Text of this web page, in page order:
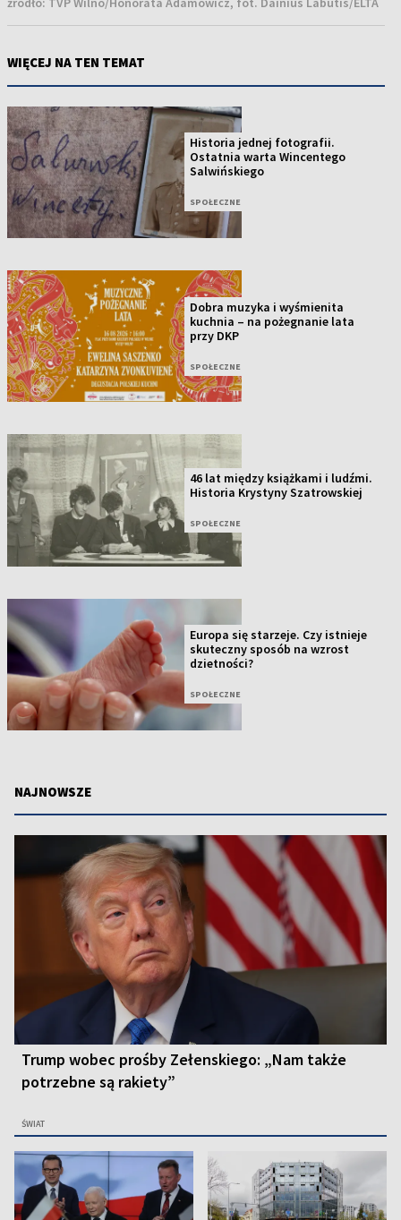
WIĘCEJ NA TEN TEMAT
Historia jednej fotografii.
Ostatnia warta Wincentego
Salwińskiego
SPOŁECZNE
Dobra muzyka i wyśmienita
kuchnia – na pożegnanie lata
przy DKP
SPOŁECZNE
46 lat między książkami i ludźmi.
Historia Krystyny Szatrowskiej
SPOŁECZNE
Europa się starzeje. Czy istnieje
skuteczny sposób na wzrost
dzietności?
SPOŁECZNE
NAJNOWSZE
Trump wobec prośby Zełenskiego: „Nam także
potrzebne są rakiety”
ŚWIAT